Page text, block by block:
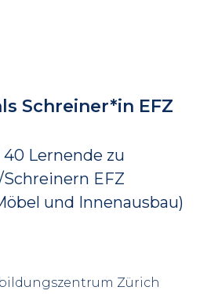
Schreiner*in EFZ
Lernende zu
EFZ
und Innenausbau)
Zürich